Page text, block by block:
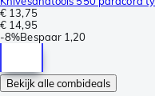
€ 13,75
€ 14,95
-8%Bespaar 1,20
Bekijk alle combideals